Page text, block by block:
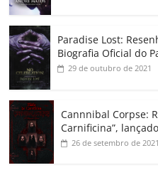
Paradise Lost:
Biografia Oficial do
29 de outubro de 2021
Cannnibal Corpse:
Carnificina”,
26 de setembro de 2021